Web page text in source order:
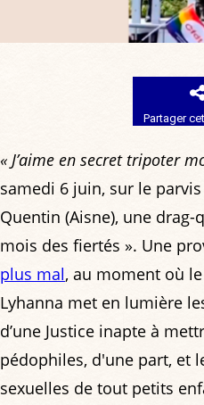
Partager
« J’aime en secret tripoter
samedi 6 juin, sur le
Quentin (Aisne), une
mois des fiertés ». Une
plus mal, au moment où
Lyhanna met en lumière
d’une Justice inapte à
pédophiles, d'une part, et
sexuelles de tout petits